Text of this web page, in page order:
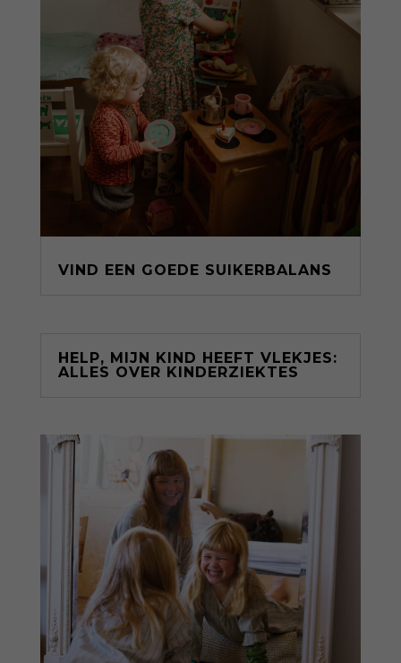
VIND EEN GOEDE SUIKERBALANS
HELP, MIJN KIND HEEFT VLEKJES:
ALLES OVER KINDERZIEKTES